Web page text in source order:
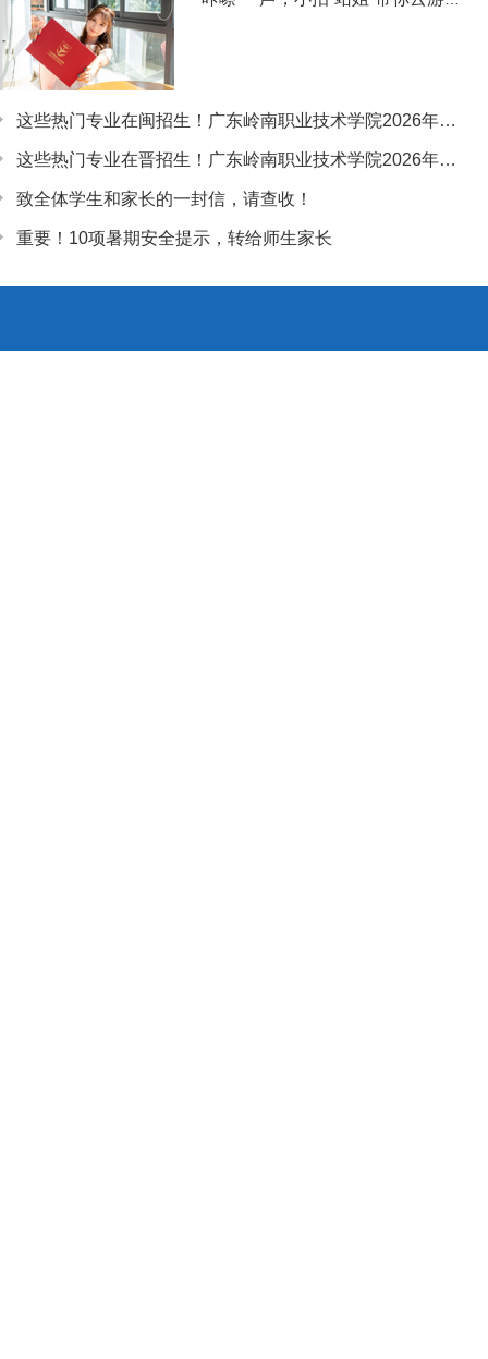
这些热门专业在闽招生！广东岭南职业技术学院2026年福建…
这些热门专业在晋招生！广东岭南职业技术学院2026年山西…
致全体学生和家长的一封信，请查收！
重要！10项暑期安全提示，转给师生家长